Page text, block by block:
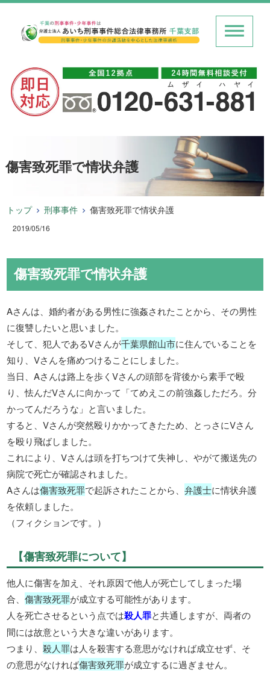
傷害致死罪で情状弁護
トップ 刑事事件 傷害致死罪で情状弁護
2019/05/16
傷害致死罪で情状弁護
Aさんは、婚約者がある男性に強姦されたことから、その男性
に復讐したいと思いました。
そして、犯人であるVさんが千葉県館山市に住んでいることを
知り、Vさんを痛めつけることにしました。
当日、Aさんは路上を歩くVさんの頭部を背後から素手で殴
り、怯んだVさんに向かって「てめえこの前強姦しただろ。分
かってんだろうな」と言いました。
すると、Vさんが突然殴りかかってきたため、とっさにVさん
を殴り飛ばしました。
これにより、Vさんは頭を打ちつけて失神し、やがて搬送先の
病院で死亡が確認されました。
Aさんは傷害致死罪で起訴されたことから、弁護士に情状弁護
を依頼しました。
（フィクションです。）
【傷害致死罪について】
他人に傷害を加え、それ原因で他人が死亡してしまった場
合、傷害致死罪が成立する可能性があります。
人を死亡させるという点では殺人罪と共通しますが、両者の
間には故意という大きな違いがあります。
つまり、殺人罪は人を殺害する意思がなければ成立せず、そ
の意思がなければ傷害致死罪が成立するに過ぎません。